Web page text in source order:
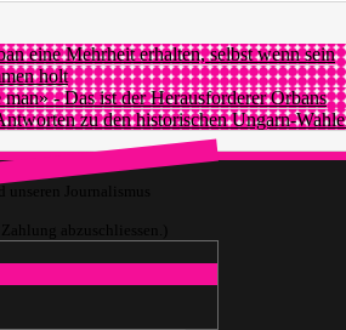
eine Mehrheit erhalten, selbst wenn sein
holt
- Das ist der Herausforderer Orbans
zu den historischen Ungarn-
Journalismus
abzuschliessen.)